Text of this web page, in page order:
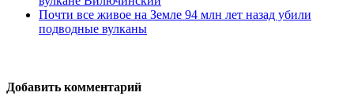
Почти все живое на Земле 94 млн лет назад убили
подводные вулканы
Добавить комментарий